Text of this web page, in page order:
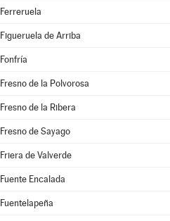
Ferreruela
Figueruela de Arriba
Fonfría
Fresno de la Polvorosa
Fresno de la Ribera
Fresno de Sayago
Friera de Valverde
Fuente Encalada
Fuentelapeña